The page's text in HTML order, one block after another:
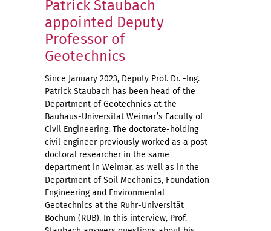
Patrick Staubach
appointed Deputy
Professor of
Geotechnics
Since January 2023, Deputy Prof. Dr. -Ing.
Patrick Staubach has been head of the
Department of Geotechnics at the
Bauhaus-Universität Weimar’s Faculty of
Civil Engineering. The doctorate-holding
civil engineer previously worked as a post-
doctoral researcher in the same
department in Weimar, as well as in the
Department of Soil Mechanics, Foundation
Engineering and Environmental
Geotechnics at the Ruhr-Universität
Bochum (RUB). In this interview, Prof.